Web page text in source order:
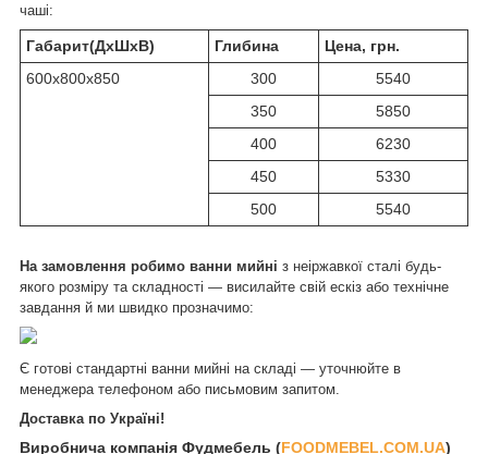
чаші:
Габарит(ДхШхВ) Глибина
Цена, грн.
600х800х850
300
5540
350
5850
400
6230
450
5330
500
5540
На замовлення робимо ванни мийні з неіржавкої сталі будь-
якого розміру та складності — висилайте свій ескіз або технічне
завдання й ми швидко прозначимо:
Є готові стандартні ванни мийні на складі — уточнюйте в
менеджера телефоном або письмовим запитом.
Доставка по Україні!
Виробнича компанія Фудмебель (FOODMEBEL.СOM.UA)